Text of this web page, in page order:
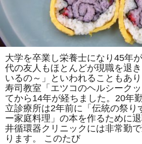
厚
生
労
大
臣
表
彰
を
い
た
だ
き
ま
し
た!
は
大学を卒業し栄養士になり45年
代の友人もほとんどが現職を退
いるの～」といわれることもあ
寿司教室「エツコのヘルシーク
てから14年が経ちました。20年
立診療所は2年前に「伝統の祭り
ー家庭料理」の本を作るために
井循環器クリニックには非常勤
ります。 このたび